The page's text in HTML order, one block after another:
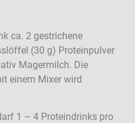
ca. 2 gestrichene
(30 g) Proteinpulver
Magermilch. Die
einem Mixer wird
1 – 4 Proteindrinks pro